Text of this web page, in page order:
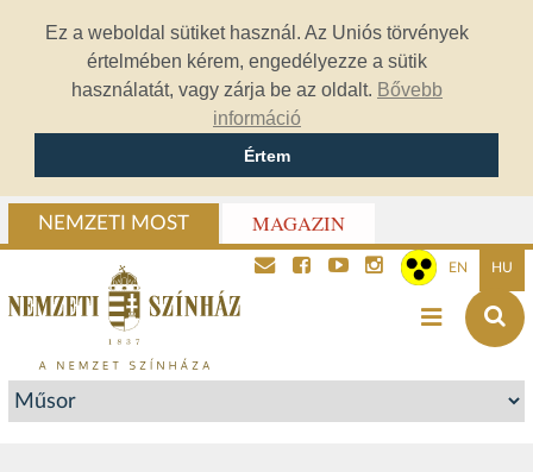
Ez a weboldal sütiket használ. Az Uniós törvények
értelmében kérem, engedélyezze a sütik
használatát, vagy zárja be az oldalt. Bővebb
információ
Értem
NEMZETI MOST MAGAZIN
EN HU